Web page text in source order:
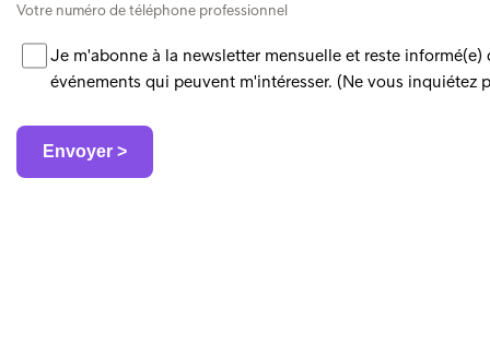
Votre numéro de téléphone professionnel
Je m'abonne à la newsletter mensuelle et reste
événements qui peuvent m'intéresser. (Ne vous